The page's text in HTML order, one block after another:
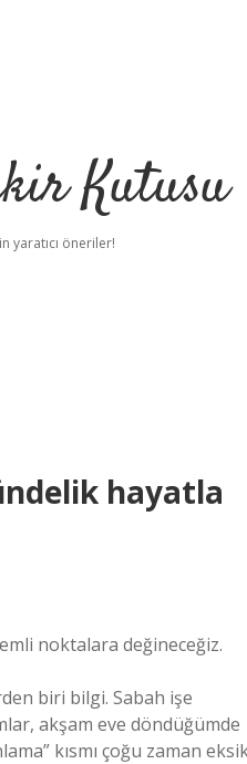
Kutusu
yaratıcı öneriler!
hayatla
noktalara değineceğiz.
biri bilgi. Sabah işe
akşam eve döndüğümde
kısmı çoğu zaman